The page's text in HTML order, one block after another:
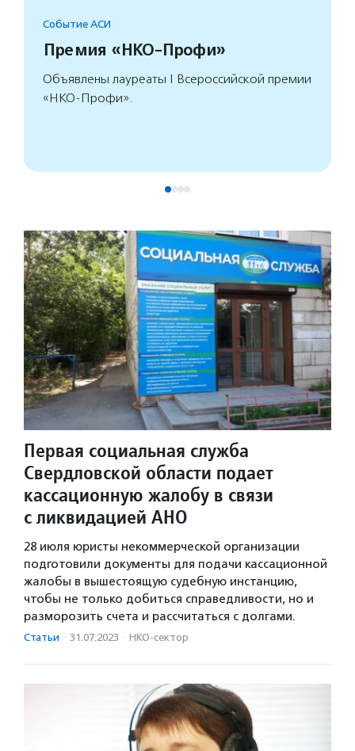
Событие АСИ
Премия «НКО-Профи»
Объявлены лауреаты I Всероссийской премии
«НКО-Профи».
Первая социальная служба
Свердловской области подает
кассационную жалобу в связи
с ликвидацией АНО
28 июля юристы некоммерческой организации
подготовили документы для подачи кассационной
жалобы в вышестоящую судебную инстанцию,
чтобы не только добиться справедливости, но и
разморозить счета и рассчитаться с долгами.
Статьи · 31.07.2023 · НКО-сектор